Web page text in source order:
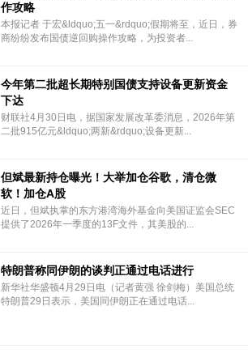
作攻略
本报记者 于宏&ldquo;五一&rdquo;假期将至，近日，券
商纷纷发布国债逆回购操作攻略，为投资者...
今年第二批超长期特别国债支持设备更新资金
下达
财联社4月30日电，据国家发展改革委消息，2026年第
二批915亿元&ldquo;两新&rdquo;设备更新...
但斌最新持仓曝光！大举加仓谷歌，清仓微
软！加仓A股
近日，但斌执掌的东方港湾海外基金向美国证监会SEC
提供了2026年一季度的13F文件，其美股的...
特朗普称同伊朗的谈判正通过电话进行
新华社华盛顿4月29日电（记者黄强 徐剑梅）美国总统
特朗普29日表示，美国同伊朗正在通过电话...